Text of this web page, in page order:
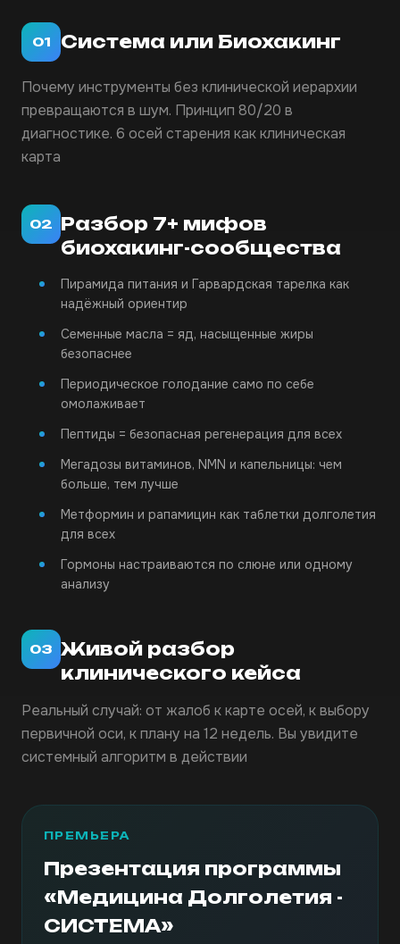
01 Система или Биохакинг
Почему инструменты без клинической иерархии
превращаются в шум. Принцип 80/20 в
диагностике. 6 осей старения как клиническая
карта
02
Разбор 7+ мифов
биохакинг-сообщества
Пирамида питания и Гарвардская тарелка как
надёжный ориентир
Семенные масла = яд, насыщенные жиры
безопаснее
Периодическое голодание само по себе
омолаживает
Пептиды = безопасная регенерация для всех
Мегадозы витаминов, NMN и капельницы: чем
больше, тем лучше
Метформин и рапамицин как таблетки долголетия
для всех
Гормоны настраиваются по слюне или одному
анализу
03 Живой разбор
клинического кейса
Реальный случай: от жалоб к карте осей, к выбору
первичной оси, к плану на 12 недель. Вы увидите
системный алгоритм в действии
ПРЕМЬЕРА
Презентация программы
«Медицина Долголетия -
СИСТЕМА»